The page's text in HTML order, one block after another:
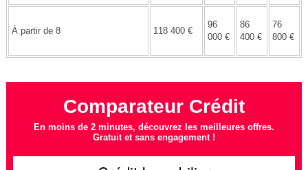
À partir de 8 118 400 €
96
000 €
86
400 €
76
800 €
Comparateur Crédit
En moins de 2 minutes, découvrez les meilleures offres.
Gratuit et sans engagement !